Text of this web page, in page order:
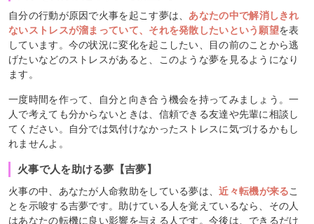
自分の行動が原因で火事を起こす夢は、 あなたの中で解消しきれ
ないストレスが溜まっていて、それを発散したいという願望を表
しています。今の状況に変化を起こしたい、目の前のことから逃
げたいなどのストレスがあると、このような夢を見るようになり
ます。
一度時間を作って、自分と向き合う機会を持ってみましょう。一
人で考えても分からないときは、信頼できる友達や先輩に相談し
てください。自分では気付けなかったストレスに気づけるかもし
れませんよ。
火事で人を助ける夢【吉夢】
火事の中、あなたが人命救助をしている夢は、近々転機が来るこ
とを示唆する吉夢です。助けている人を覚えているなら、その人
はあなたの転機に良い影響を与える人です。今後は、できるだけ